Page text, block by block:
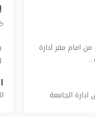
امام مقر ادارة
ادارة الجامعة